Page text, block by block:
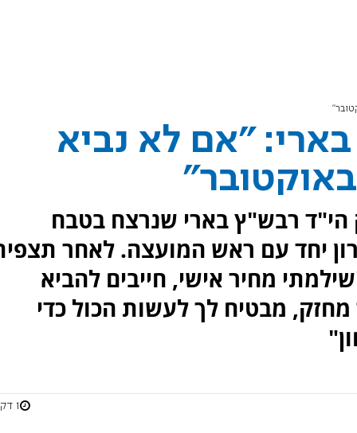
"אם לא נביא
הי"ד רבש"ץ בארי שנרצח בטבח
יחד עם ראש המועצה. לאחר
מחיר אישי, חייבים להביא
מחזק, מבטיח לך לעשות הכול כדי
1 דקות